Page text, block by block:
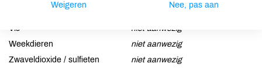
Vis
niet aanwezig
Weekdieren
niet aanwezig
Zwaveldioxide / sulfieten
niet aanwezig
Weigeren Nee, pas aan